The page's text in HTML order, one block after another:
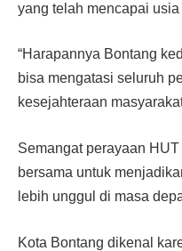
yang telah mencapai usia
“Harapannya Bontang
bisa mengatasi seluruh
kesejahteraan
Semangat perayaan
bersama untuk
lebih unggul di masa
Kota Bontang dikenal